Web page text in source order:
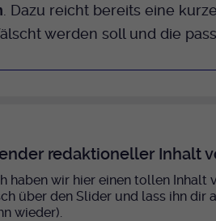
. Dazu reicht bereits eine
werden soll und die
redaktioneller Inhalt
haben wir hier einen tollen Inhalt
über den Slider und lass ihn dir
wieder).